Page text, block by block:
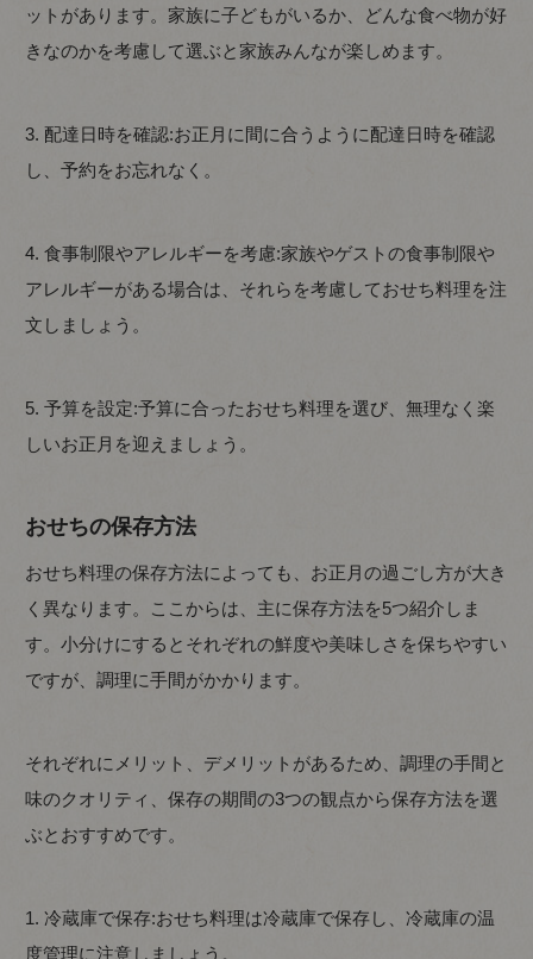
ットがあります。家族に子どもがいるか、どんな食べ物が好
きなのかを考慮して選ぶと家族みんなが楽しめます。
3. 配達日時を確認:お正月に間に合うように配達日時を確認
し、予約をお忘れなく。
4. 食事制限やアレルギーを考慮:家族やゲストの食事制限や
アレルギーがある場合は、それらを考慮しておせち料理を注
文しましょう。
5. 予算を設定:予算に合ったおせち料理を選び、無理なく楽
しいお正月を迎えましょう。
おせちの保存方法
おせち料理の保存方法によっても、お正月の過ごし方が大き
く異なります。ここからは、主に保存方法を5つ紹介しま
す。小分けにするとそれぞれの鮮度や美味しさを保ちやすい
ですが、調理に手間がかかります。
それぞれにメリット、デメリットがあるため、調理の手間と
味のクオリティ、保存の期間の3つの観点から保存方法を選
ぶとおすすめです。
1. 冷蔵庫で保存:おせち料理は冷蔵庫で保存し、冷蔵庫の温
度管理に注意しましょう。